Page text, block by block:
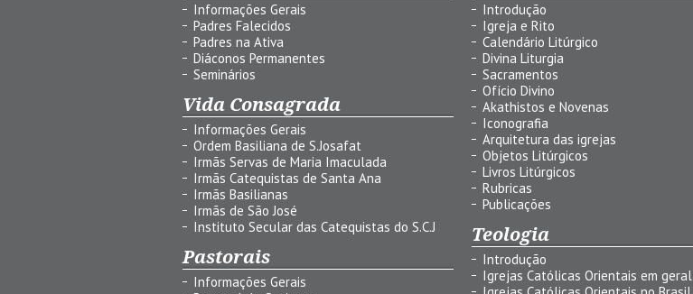
Informações Gerais
Padres Falecidos
Padres na Ativa
Diáconos Permanentes
Seminários
Vida Consagrada
Informações Gerais
Ordem Basiliana de S.Josafat
Irmãs Servas de Maria Imaculada
Irmãs Catequistas de Santa Ana
Irmãs Basilianas
Irmãs de São José
Instituto Secular das Catequistas do S.C.J
Pastorais
Informações Gerais
Introdução
Igreja e Rito
Calendário Litúrgico
Divina Liturgia
Sacramentos
Ofício Divino
Akathistos e Novenas
Iconografia
Arquitetura das igrejas
Objetos Litúrgicos
Livros Litúrgicos
Rubricas
Publicações
Teologia
Introdução
Igrejas Católicas Orientais em geral